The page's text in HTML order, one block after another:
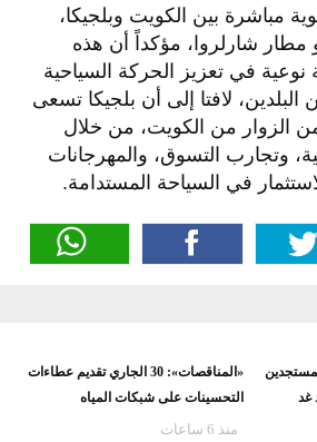
مباشرة بين الكويت وبلجيكا،
شارلروا، مؤكداً أن هذه
في تعزيز الحركة السياحية
البلدين، لافتا إلى أن بلجيكا تسعى
الزوار من الكويت، من خلال
وتجارب التسوق، والمهرجانات
في السياحة المستدامة.
غد
«المناقصات»: 30 الجاري تقديم عطاءات
التحسينات على شبكات المياه
منذ 6 ساعات